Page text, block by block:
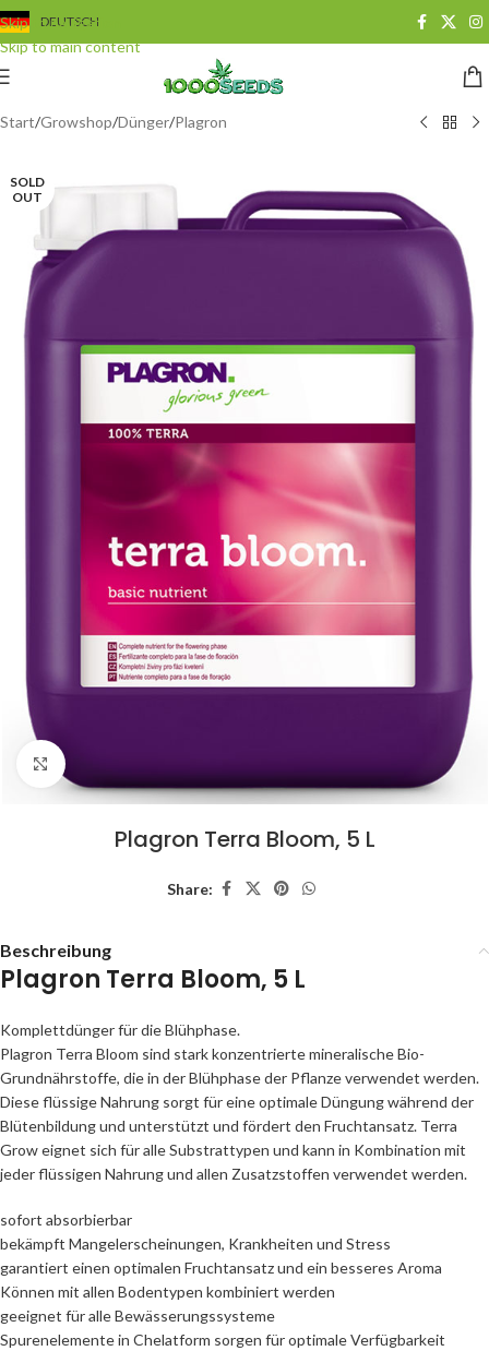
Skip to navigation
Skip to main content
DEUTSCH
Start/Growshop/Dünger/Plagron
SOLD
OUT
Click to enlarge
Plagron Terra Bloom, 5 L
Share:
Beschreibung
Plagron Terra Bloom, 5 L
Komplettdünger für die Blühphase.
Plagron Terra Bloom sind stark konzentrierte mineralische Bio-
Grundnährstoffe, die in der Blühphase der Pflanze verwendet werden.
Diese flüssige Nahrung sorgt für eine optimale Düngung während der
Blütenbildung und unterstützt und fördert den Fruchtansatz. Terra
Grow eignet sich für alle Substrattypen und kann in Kombination mit
jeder flüssigen Nahrung und allen Zusatzstoffen verwendet werden.
sofort absorbierbar
bekämpft Mangelerscheinungen, Krankheiten und Stress
garantiert einen optimalen Fruchtansatz und ein besseres Aroma
Können mit allen Bodentypen kombiniert werden
geeignet für alle Bewässerungssysteme
Spurenelemente in Chelatform sorgen für optimale Verfügbarkeit